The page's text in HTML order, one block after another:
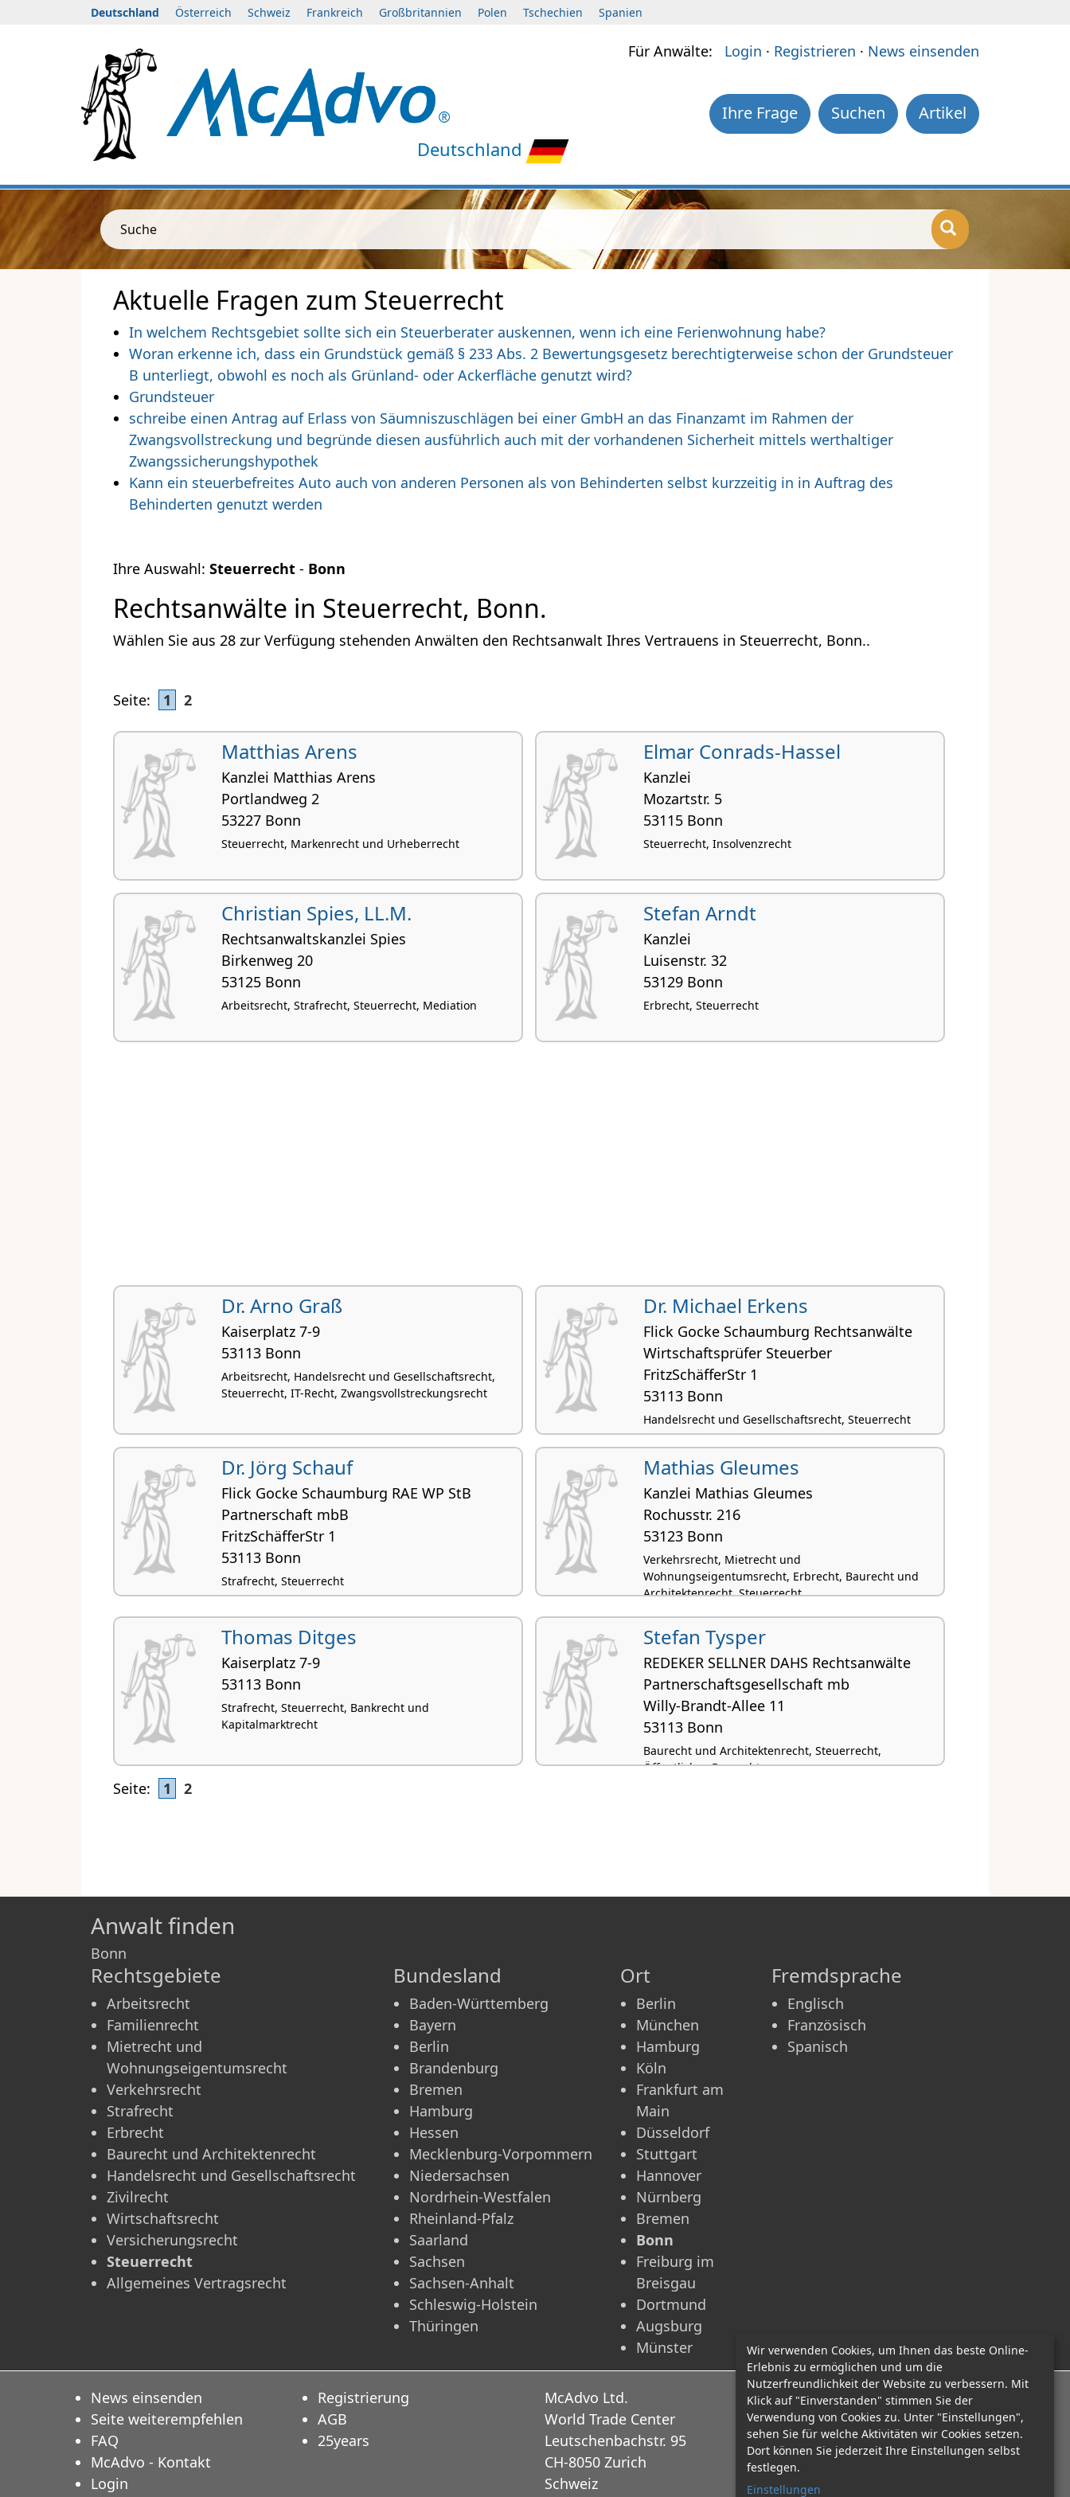
Deutschland Österreich Schweiz Frankreich Großbritannien Polen Tschechien Spanien
Deutschland
Für Anwälte: Login · Registrieren · News einsenden
Artikel
Suchen
Ihre Frage
Suche
Aktuelle Fragen zum Steuerrecht
In welchem Rechtsgebiet sollte sich ein Steuerberater auskennen, wenn ich eine Ferienwohnung habe?
Woran erkenne ich, dass ein Grundstück gemäß § 233 Abs. 2 Bewertungsgesetz berechtigterweise schon der Grundsteuer
B unterliegt, obwohl es noch als Grünland- oder Ackerfläche genutzt wird?
Grundsteuer
schreibe einen Antrag auf Erlass von Säumniszuschlägen bei einer GmbH an das Finanzamt im Rahmen der
Zwangsvollstreckung und begründe diesen ausführlich auch mit der vorhandenen Sicherheit mittels werthaltiger
Zwangssicherungshypothek
Kann ein steuerbefreites Auto auch von anderen Personen als von Behinderten selbst kurzzeitig in in Auftrag des
Behinderten genutzt werden
Ihre Auswahl: Steuerrecht - Bonn
Rechtsanwälte in Steuerrecht, Bonn.
Wählen Sie aus 28 zur Verfügung stehenden Anwälten den Rechtsanwalt Ihres Vertrauens in Steuerrecht, Bonn..
Seite: 1 2
Matthias Arens
Kanzlei Matthias Arens
Portlandweg 2
53227 Bonn
Steuerrecht, Markenrecht und Urheberrecht
Elmar Conrads-Hassel
Kanzlei
Mozartstr. 5
53115 Bonn
Steuerrecht, Insolvenzrecht
Christian Spies, LL.M.
Rechtsanwaltskanzlei Spies
Birkenweg 20
53125 Bonn
Arbeitsrecht, Strafrecht, Steuerrecht, Mediation
Stefan Arndt
Kanzlei
Luisenstr. 32
53129 Bonn
Erbrecht, Steuerrecht
Dr. Arno Graß
Kaiserplatz 7-9
53113 Bonn
Arbeitsrecht, Handelsrecht und Gesellschaftsrecht,
Steuerrecht, IT-Recht, Zwangsvollstreckungsrecht
Dr. Michael Erkens
Flick Gocke Schaumburg Rechtsanwälte
Wirtschaftsprüfer Steuerber
FritzSchäfferStr 1
53113 Bonn
Handelsrecht und Gesellschaftsrecht, Steuerrecht
Dr. Jörg Schauf
Flick Gocke Schaumburg RAE WP StB
Partnerschaft mbB
FritzSchäfferStr 1
53113 Bonn
Strafrecht, Steuerrecht
Mathias Gleumes
Kanzlei Mathias Gleumes
Rochusstr. 216
53123 Bonn
Verkehrsrecht, Mietrecht und
Wohnungseigentumsrecht, Erbrecht, Baurecht und
Architektenrecht, Steuerrecht
Thomas Ditges
Kaiserplatz 7-9
53113 Bonn
Strafrecht, Steuerrecht, Bankrecht und
Kapitalmarktrecht
Stefan Tysper
REDEKER SELLNER DAHS Rechtsanwälte
Partnerschaftsgesellschaft mb
Willy-Brandt-Allee 11
53113 Bonn
Baurecht und Architektenrecht, Steuerrecht,
Öffentliches Baurecht
Seite: 1 2
Anwalt finden
Bonn
Rechtsgebiete
Arbeitsrecht
Familienrecht
Mietrecht und
Wohnungseigentumsrecht
Verkehrsrecht
Strafrecht
Erbrecht
Baurecht und Architektenrecht
Handelsrecht und Gesellschaftsrecht
Zivilrecht
Wirtschaftsrecht
Versicherungsrecht
Steuerrecht
Allgemeines Vertragsrecht
Bundesland
Baden-Württemberg
Bayern
Berlin
Brandenburg
Bremen
Hamburg
Hessen
Mecklenburg-Vorpommern
Niedersachsen
Nordrhein-Westfalen
Rheinland-Pfalz
Saarland
Sachsen
Sachsen-Anhalt
Schleswig-Holstein
Thüringen
Ort
Berlin
München
Hamburg
Köln
Frankfurt am
Main
Düsseldorf
Stuttgart
Hannover
Nürnberg
Bremen
Bonn
Freiburg im
Breisgau
Dortmund
Augsburg
Münster
Fremdsprache
Englisch
Französisch
Spanisch
News einsenden
Seite weiterempfehlen
FAQ
McAdvo - Kontakt
Login
Registrierung
AGB
25years
McAdvo Ltd.
World Trade Center
Leutschenbachstr. 95
CH-8050 Zurich
Schweiz
E-Mail: office@mcadvo.com
Wir verwenden Cookies, um Ihnen das beste Online-
Erlebnis zu ermöglichen und um die
Nutzerfreundlichkeit der Website zu verbessern. Mit
Klick auf "Einverstanden" stimmen Sie der
Verwendung von Cookies zu. Unter "Einstellungen",
sehen Sie für welche Aktivitäten wir Cookies setzen.
Dort können Sie jederzeit Ihre Einstellungen selbst
festlegen.
Einstellungen